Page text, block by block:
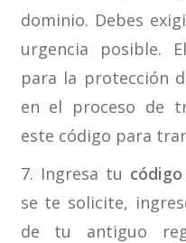
dominio. Debes
urgencia posible.
para la protección
en el proceso de
este código para
7. Ingresa tu
se te solicite,
de tu antiguo